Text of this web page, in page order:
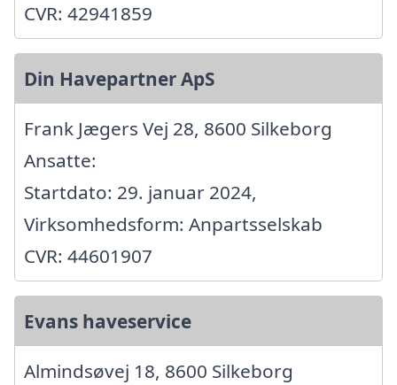
CVR: 42941859
Din Havepartner ApS
Frank Jægers Vej 28, 8600 Silkeborg
Ansatte:
Startdato: 29. januar 2024,
Virksomhedsform: Anpartsselskab
CVR: 44601907
Evans haveservice
Almindsøvej 18, 8600 Silkeborg